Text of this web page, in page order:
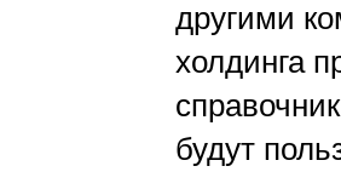
другими
холдинга
будут